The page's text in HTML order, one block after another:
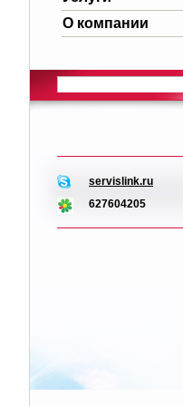
О компании
servislink.ru
627604205